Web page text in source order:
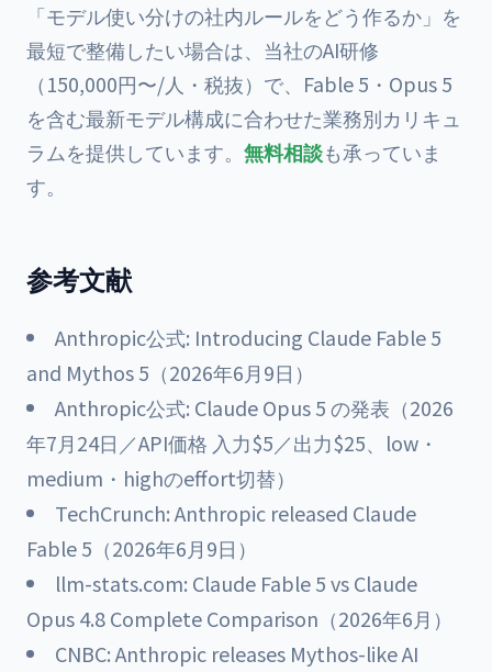
「モデル使い分けの社内ルールをどう作るか」を
最短で整備したい場合は、当社のAI研修
（150,000円〜/人・税抜）で、Fable 5・Opus 5
を含む最新モデル構成に合わせた業務別カリキュ
ラムを提供しています。 無料相談も承っていま
す。
参考文献
Anthropic公式: Introducing Claude Fable 5
and Mythos 5（2026年6月9日）
Anthropic公式: Claude Opus 5 の発表（2026
年7月24日／API価格 入力$5／出力$25、low・
medium・highのeffort切替）
TechCrunch: Anthropic released Claude
Fable 5（2026年6月9日）
llm-stats.com: Claude Fable 5 vs Claude
Opus 4.8 Complete Comparison（2026年6月）
CNBC: Anthropic releases Mythos-like AI